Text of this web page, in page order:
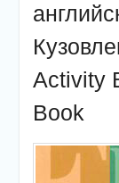
Activity
Book